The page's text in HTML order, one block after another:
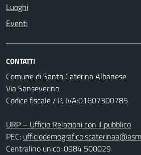
Luoghi
Eventi
CONTATTI
Comune di Santa Caterina Albanese
Via Sanseverino
Codice fiscale / P. IVA:01607300785
URP – Ufficio Relazioni con il pubblico
PEC:
Centralino unico: 0984 500029